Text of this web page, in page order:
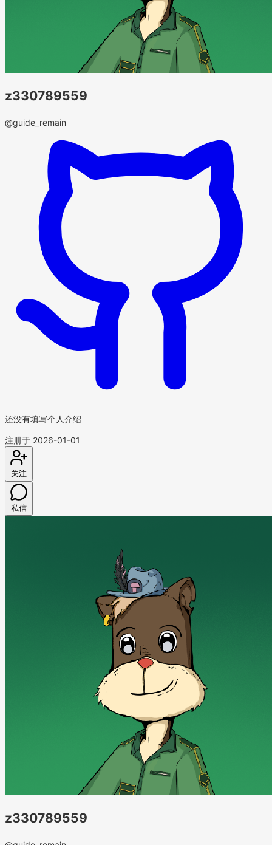
z330789559
@guide_remain
还没有填写个人介绍
注册于 2026-01-01
关注
私信
z330789559